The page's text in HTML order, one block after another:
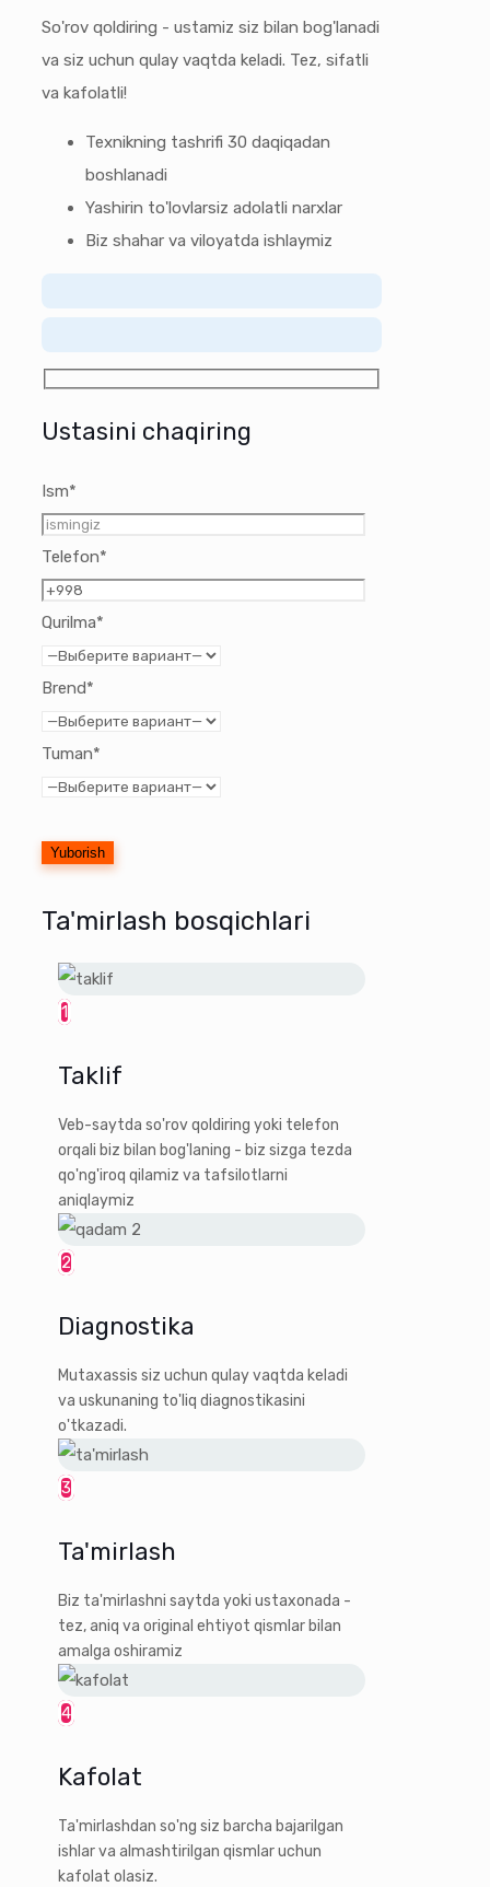
So'rov qoldiring - ustamiz siz bilan bog'lanadi
va siz uchun qulay vaqtda keladi. Tez, sifatli
va kafolatli!
Texnikning tashrifi 30 daqiqadan
boshlanadi
Yashirin to'lovlarsiz adolatli narxlar
Biz shahar va viloyatda ishlaymiz
Ustasini chaqiring
Ism*
Telefon*
Qurilma*
Brend*
Tuman*
Ta'mirlash bosqichlari
1
Taklif
Veb-saytda so'rov qoldiring yoki telefon
orqali biz bilan bog'laning - biz sizga tezda
qo'ng'iroq qilamiz va tafsilotlarni
aniqlaymiz
2
Diagnostika
Mutaxassis siz uchun qulay vaqtda keladi
va uskunaning to'liq diagnostikasini
o'tkazadi.
3
Ta'mirlash
Biz ta'mirlashni saytda yoki ustaxonada -
tez, aniq va original ehtiyot qismlar bilan
amalga oshiramiz
4
Kafolat
Ta'mirlashdan so'ng siz barcha bajarilgan
ishlar va almashtirilgan qismlar uchun
kafolat olasiz.